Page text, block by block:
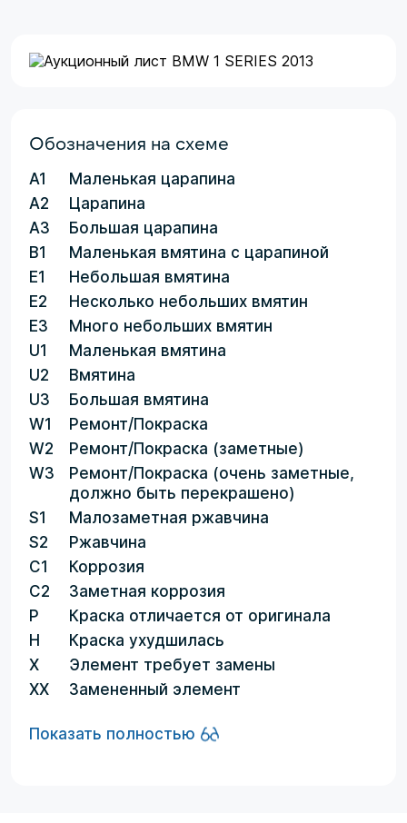
Обозначения на схеме
A1
Маленькая царапина
A2
Царапина
A3
Большая царапина
B1
Маленькая вмятина с царапиной
E1
Небольшая вмятина
E2
Несколько небольших вмятин
E3
Много небольших вмятин
U1
Маленькая вмятина
U2
Вмятина
U3
Большая вмятина
W1
Ремонт/Покраска
W2
Ремонт/Покраска (заметные)
W3
Ремонт/Покраска (очень заметные,
должно быть перекрашено)
S1
Малозаметная ржавчина
S2
Ржавчина
C1
Коррозия
C2
Заметная коррозия
P
Краска отличается от оригинала
H
Краска ухудшилась
X
Элемент требует замены
XX
Замененный элемент
Показать полностью